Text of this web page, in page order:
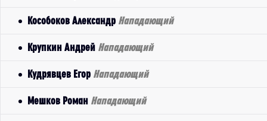
Кособоков Александр Нападающий
Крупкин Андрей Нападающий
Кудрявцев Егор Нападающий
Мешков Роман Нападающий